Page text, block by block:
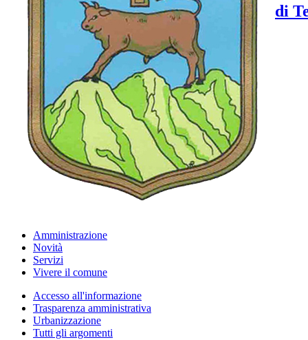
di
Amministrazione
Novità
Servizi
Vivere il comune
Accesso all'informazione
Trasparenza amministrativa
Urbanizzazione
Tutti gli argomenti